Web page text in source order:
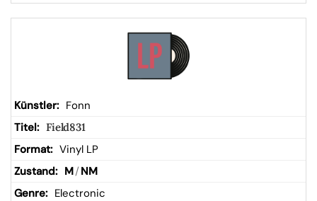
Fonn
Field831
Vinyl LP
M/ NM
Electronic